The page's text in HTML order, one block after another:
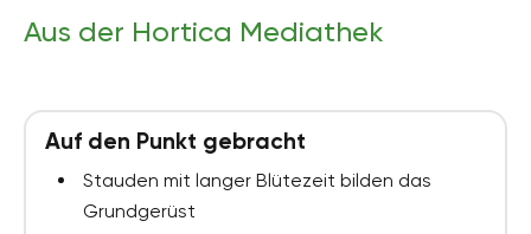
Aus der Hortica Mediathek
Auf den Punkt gebracht
Stauden mit langer Blütezeit bilden das
Grundgerüst